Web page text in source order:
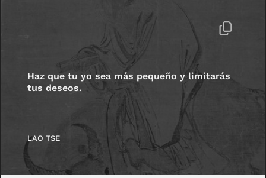
Haz que tu yo sea más pequeño y limitarás
tus deseos.
LAO TSE